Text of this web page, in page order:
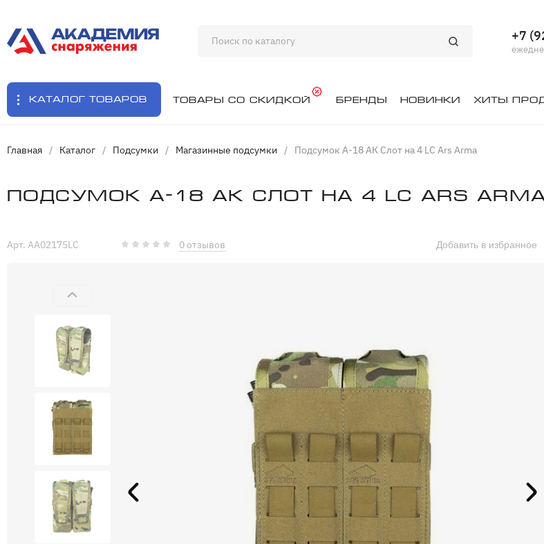
+7
Каталог товаров Товары со скидкой Бренды Новинки Хиты
Главная / Каталог / Подсумки / Магазинные подсумки / Подсумок А-18 АК Слот на 4 LC Ars Arma
Подсумок А-18 АК Слот на 4 LC Ars
Арт. AA02175LC 0 отзывов Добавить в избранное